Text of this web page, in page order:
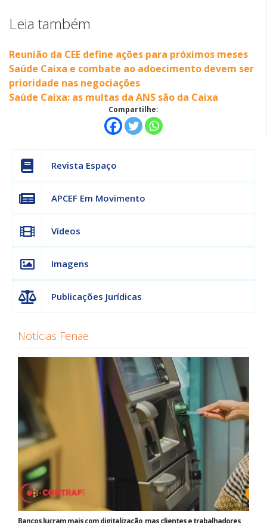
Leia também
Reunião da CEE define ações para próximos meses
Saúde Caixa e combate ao adoecimento devem ser
prioridade nas negociações
Saúde Caixa: as multas da ANS são da Caixa
Compartilhe:
Revista Espaço
APCEF Em Movimento
Vídeos
Imagens
Publicações Jurídicas
Notícias Fenae